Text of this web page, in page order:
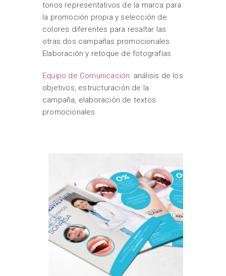
tonos representativos de la marca para
la promoción propia y selección de
colores diferentes para resaltar las
otras dos campañas promocionales.
Elaboración y retoque de fotografías
Equipo de Comunicación: análisis de los
objetivos, estructuración de la
campaña, elaboración de textos
promocionales